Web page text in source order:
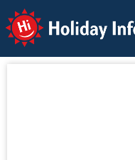
Holiday Info